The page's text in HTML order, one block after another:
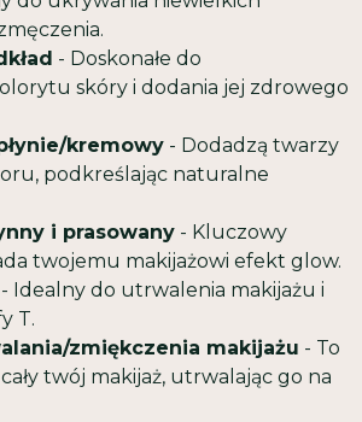
- Doskonałe do
skóry i dodania jej zdrowego
kremowy - Dodadzą twarzy
podkreślając naturalne
i prasowany - Kluczowy
twojemu makijażowi efekt glow.
- Idealny do utrwalenia makijażu i
T.
zmiękczenia makijażu - To
twój makijaż, utrwalając go na